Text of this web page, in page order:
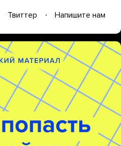
Твиттер Напишите нам